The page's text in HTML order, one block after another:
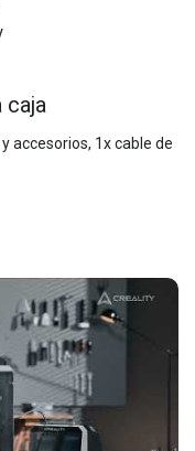
caja
accesorios, 1x cable de